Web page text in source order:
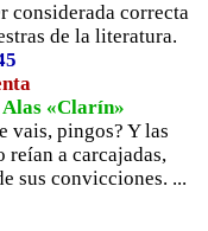
considerada correcta
de la literatura.
«Clarín»
pingos? Y las
reían a carcajadas,
sus convicciones. ...